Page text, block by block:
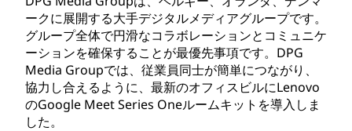
ークに展開する大手デジタルメディアグループです。
グループ全体で円滑なコラボレーションとコミュニケ
ーションを確保することが最優先事項です。DPG
Media Groupでは、従業員同士が簡単につながり、
協力し合えるように、最新のオフィスビルにLenovo
のGoogle Meet Series Oneルームキットを導入しま
した。